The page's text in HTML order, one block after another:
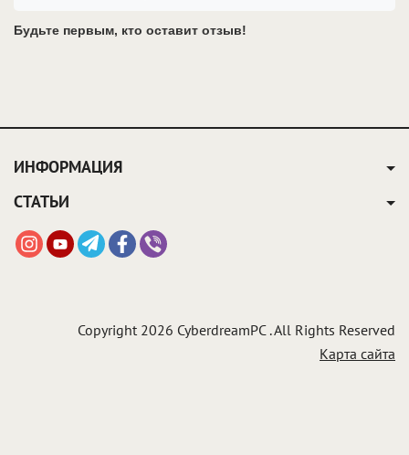
Будьте первым, кто оставит отзыв!
ИНФОРМАЦИЯ
СТАТЬИ
Copyright 2026 CyberdreamPC . All Rights Reserved
Карта сайта